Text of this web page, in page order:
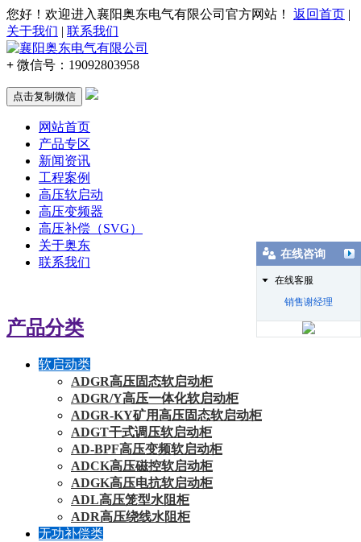
您好！欢迎进入襄阳奥东电气有限公司官方网站！ 返回首页 |
关于我们 | 联系我们
+ 微信号： 19092803958
点击复制微信
网站首页
产品专区
新闻资讯
工程案例
高压软启动
高压变频器
高压补偿（SVG）
关于奥东
联系我们
产品分类
软启动类
ADGR高压固态软启动柜
ADGR/Y高压一体化软启动柜
ADGR-KY矿用高压固态软启动柜
ADGT干式调压软启动柜
AD-BPF高压变频软启动柜
ADCK高压磁控软启动柜
ADGK高压电抗软启动柜
ADL高压笼型水阻柜
ADR高压绕线水阻柜
无功补偿类
在线咨询
在线客服
销售谢经理